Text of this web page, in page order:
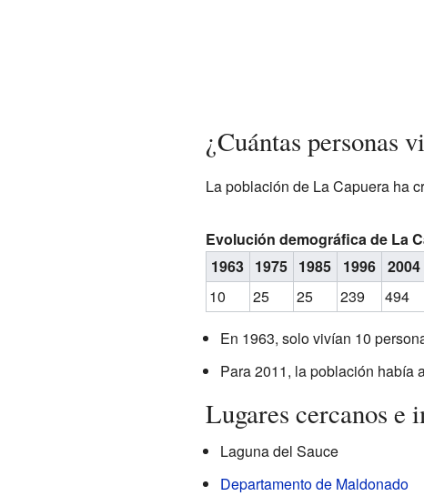
¿Cuántas personas
La población de La Capuera ha
Evolución demográfica de La
1963 1975 1985 1996 2004
10
25 25 239 494
En 1963, solo vivían 10
Para 2011, la población había
Lugares cercanos e
Laguna del Sauce
Departamento de Maldonado